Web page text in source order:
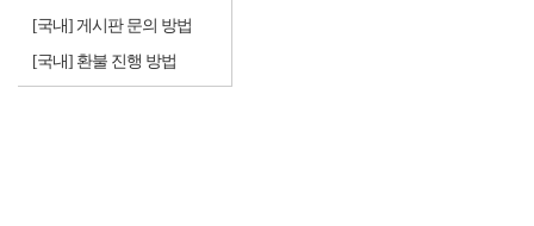
[국내] 게시판 문의 방법
[국내] 환불 진행 방법